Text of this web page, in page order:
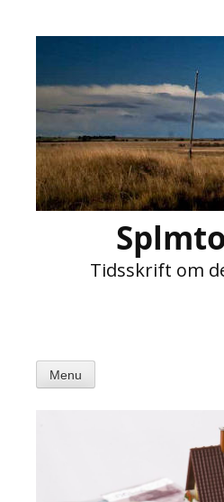
content
Tidsskrift om
Menu